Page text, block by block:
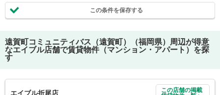
この条件を保存する
遠賀町コミュニティバス（遠賀町）（福岡県）
周辺が得意
なエイブル店舗で賃貸物件（マンション・アパート）を探
す
エイブル折尾店
この店舗の掲載